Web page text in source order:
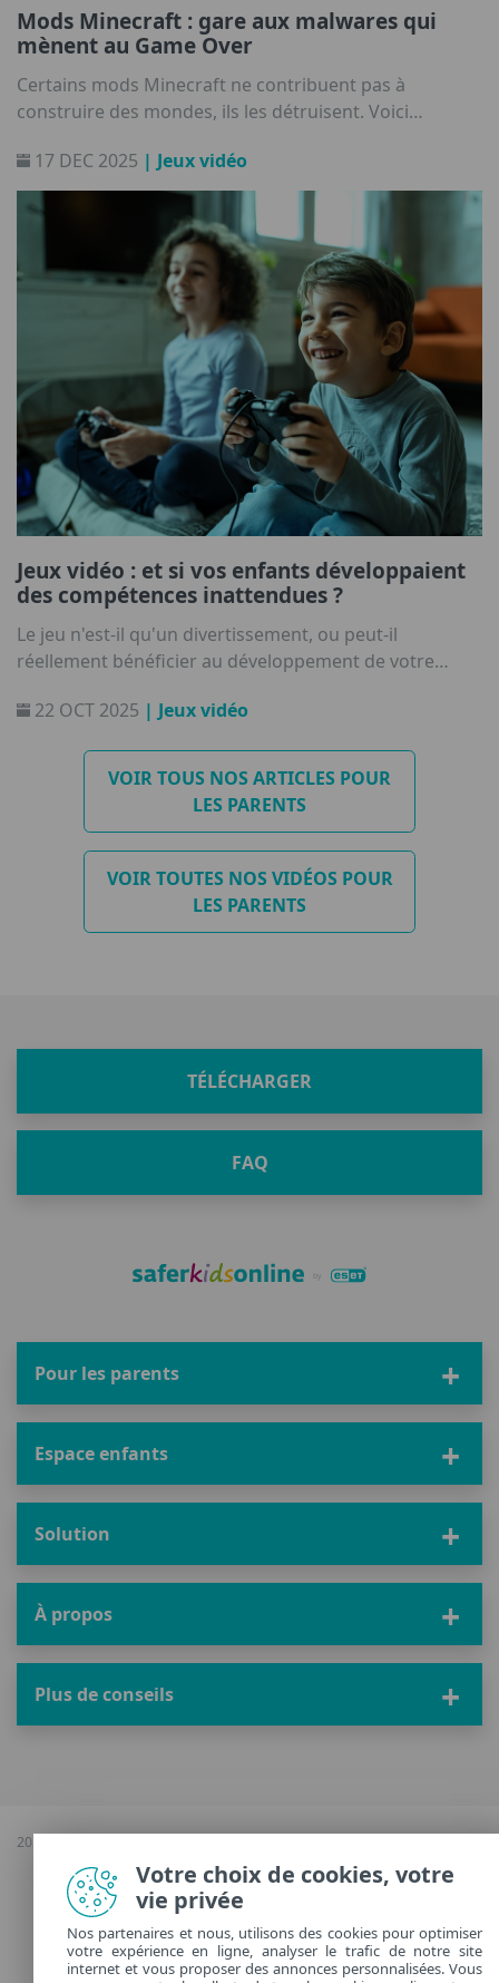
Mods Minecraft : gare aux malwares qui
mènent au Game Over
Certains mods Minecraft ne contribuent pas à
construire des mondes, ils les détruisent. Voici
pour un mod Minecraft.
17 DEC 2025 | Jeux vidéo
Jeux vidéo : et si vos enfants développaient
des compétences inattendues ?
Le jeu n'est-il qu'un divertissement, ou peut-il
réellement bénéficier au développement de votre
les jeux vidéo peuvent améliorer des compétences
sociale et la créativité.
22 OCT 2025 | Jeux vidéo
VOIR TOUS NOS ARTICLES POUR
LES PARENTS
VOIR TOUTES NOS VIDÉOS POUR
LES PARENTS
TÉLÉCHARGER
FAQ
Pour les parents
Espace enfants
Solution
À propos
Plus de conseils
2026 Copyright © ESET, Tous droits réservés |
cookies
France
Votre choix de cookies, votre
vie privée
Nos partenaires et nous, utilisons des cookies pour optimiser
votre expérience en ligne, analyser le trafic de notre site
internet et vous proposer des annonces personnalisées. Vous